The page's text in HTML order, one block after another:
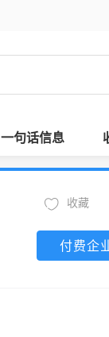
一句话信息
收藏
付费企